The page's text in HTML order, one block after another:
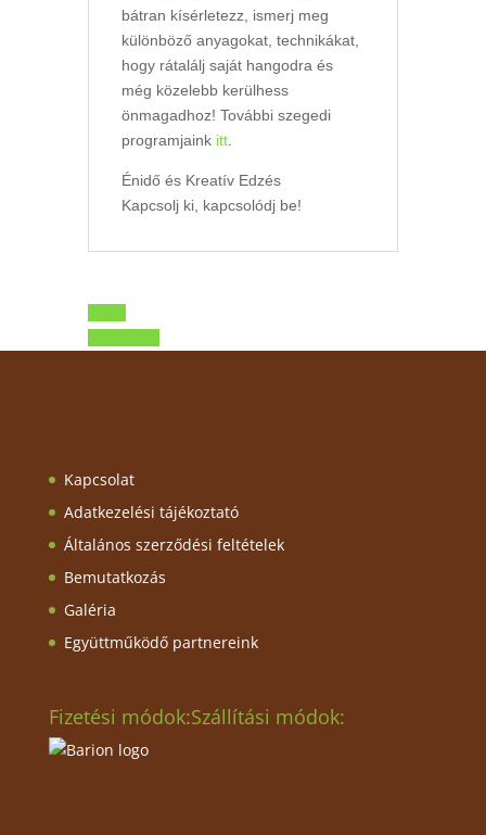
bátran kísérletezz, ismerj meg
különböző anyagokat, technikákat,
hogy rátalálj saját hangodra és
még közelebb kerülhess
önmagadhoz! További szegedi
programjaink itt.
Énidő és Kreatív Edzés
Kapcsolj ki, kapcsolódj be!
Kapcsolat
Adatkezelési tájékoztató
Általános szerződési feltételek
Bemutatkozás
Galéria
Együttműködő partnereink
Fizetési módok:Szállítási módok: